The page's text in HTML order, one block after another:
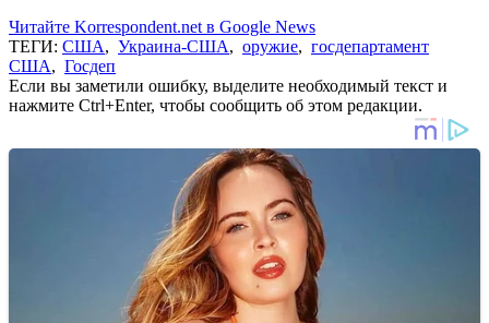
Читайте Korrespondent.net в Google News
ТЕГИ: США, Украина-США, оружие, госдепартамент
США, Госдеп
Если вы заметили ошибку, выделите необходимый текст и
нажмите Ctrl+Enter, чтобы сообщить об этом редакции.